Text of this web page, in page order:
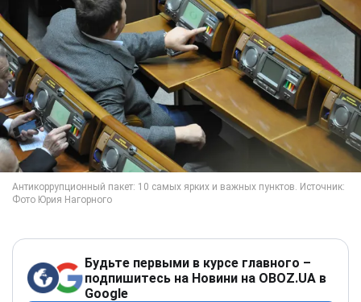
Будьте первыми в курсе главного –
подпишитесь на Новини на OBOZ.UA в
Google